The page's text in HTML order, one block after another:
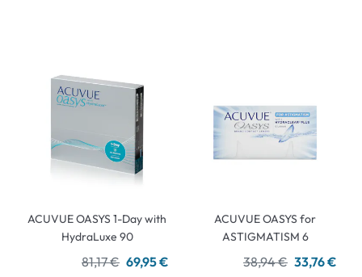
ACUVUE OASYS 1-Day with
HydraLuxe 90
81,17 € 69,95 €
ACUVUE OASYS for
ASTIGMATISM 6
38,94 € 33,76 €